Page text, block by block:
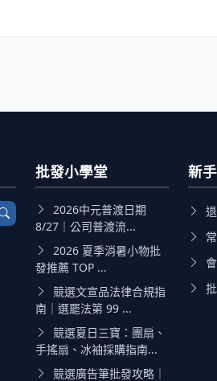
批發小學堂
2026中元普渡日期
8/27｜公司普渡流...
2026 夏季消暑小物批
發推薦 TOP ...
競選文宣品法律合規指
南｜選罷法第 99 ...
競選夏日三寶：團扇、
手搖扇、冰袖採購指南...
競選廣告筆批發攻略｜
新